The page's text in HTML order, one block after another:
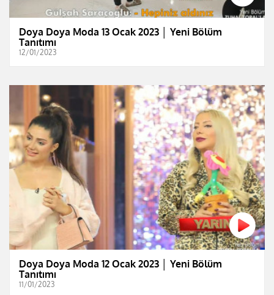
Doya Doya Moda 13 Ocak 2023 │ Yeni Bölüm
Tanıtımı
12/01/2023
Doya Doya Moda 12 Ocak 2023 │ Yeni Bölüm
Tanıtımı
11/01/2023